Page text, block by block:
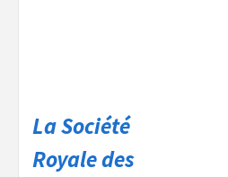
La Société
Royale des